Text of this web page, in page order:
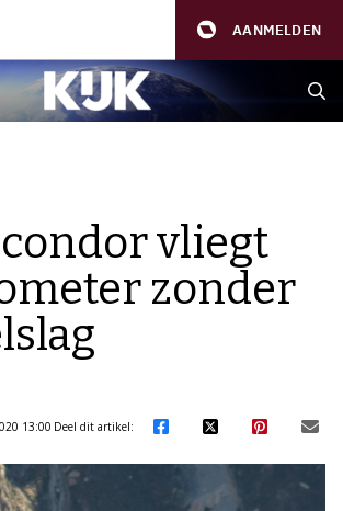
AANMELDEN
vliegt
zonder
13:00 Deel dit artikel: